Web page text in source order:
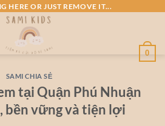
HERE OR JUST REMOVE IT...
0
SAMI CHIA SẺ
tại Quận Phú Nhuận
bền vững và tiện lợi